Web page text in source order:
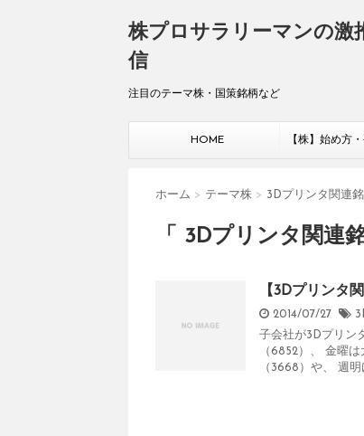
株プロサラリーマンの激
信
注目のテーマ株・国策銘柄など
HOME 【株】始め方
ホーム > テーマ株 > 3Dプリンタ関連
「 3Dプリンタ関連
【3Dプリンタ
2014/07/27
子会社が3Dプリン
（6852）、 金曜
（3668）や、 週